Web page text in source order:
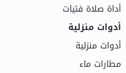
أداة صلاة فتيات
أدوات منزلية
أدوات منزلية
مطارات ماء